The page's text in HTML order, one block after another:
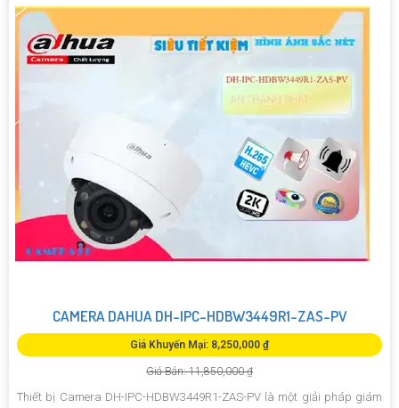
CAMERA DAHUA DH-IPC-HDBW3449R1-ZAS-PV
Giá Khuyến Mại: 8,250,000 ₫
Giá Bán: 11,850,000 ₫
Thiết bị Camera DH-IPC-HDBW3449R1-ZAS-PV là một giải pháp giám